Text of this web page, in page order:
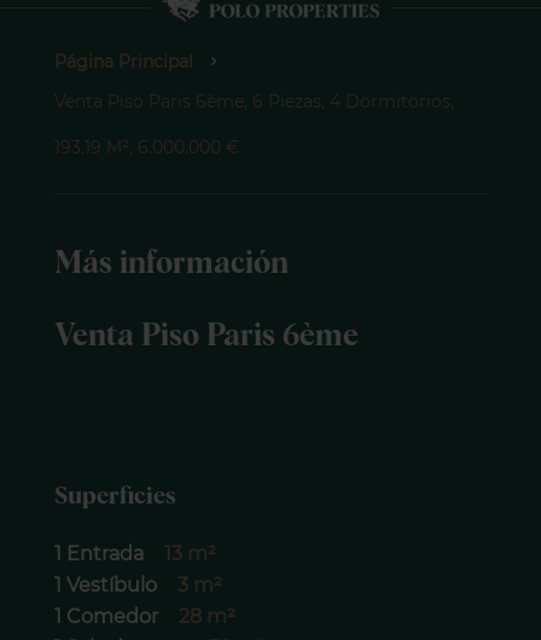
Página Principal
Venta Piso Paris 6ème, 6 Piezas, 4 Dormitorios,
193.19 M², 6.000.000 €
Más información
Venta Piso Paris 6ème
Superficies
1 Entrada
13 m²
1 Vestíbulo
3 m²
1 Comedor
28 m²